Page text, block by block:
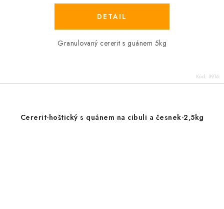
Granulovaný cererit s guánem 5kg
Kód: 3916
Cererit-hoštický s quánem na cibuli a česnek-2,5kg